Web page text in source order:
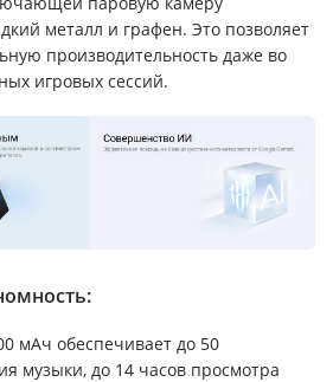
металл и графен. Это позволяет
производительность даже во
игровых сессий.
мАч обеспечивает до 50
музыки, до 14 часов просмотра